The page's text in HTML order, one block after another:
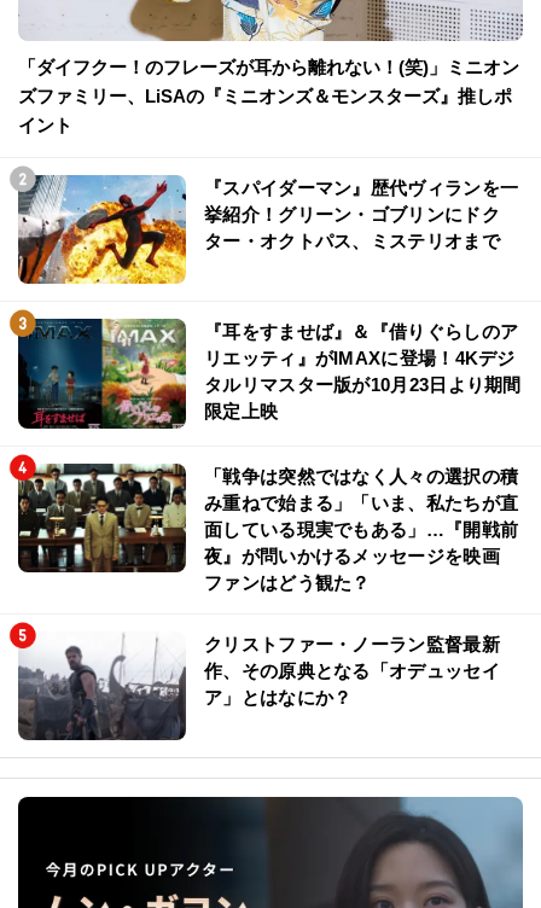
「ダイフクー！のフレーズが耳から離れない！(笑)」ミニオン
ズファミリー、LiSAの『ミニオンズ＆モンスターズ』推しポ
イント
『スパイダーマン』歴代ヴィランを一
挙紹介！グリーン・ゴブリンにドク
ター・オクトパス、ミステリオまで
『耳をすませば』＆『借りぐらしのア
リエッティ』がIMAXに登場！4Kデジ
タルリマスター版が10月23日より期間
限定上映
「戦争は突然ではなく人々の選択の積
み重ねで始まる」「いま、私たちが直
面している現実でもある」…『開戦前
夜』が問いかけるメッセージを映画
ファンはどう観た？
クリストファー・ノーラン監督最新
作、その原典となる「オデュッセイ
ア」とはなにか？